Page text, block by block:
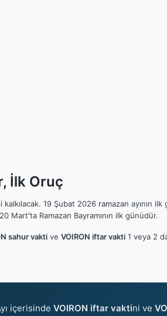
İlk Oruç
19 Şubat 2026 ramazan ayının
Mart'ta Ramazan Bayramının ilk günüdür.
sahur vakti ve VOIRON iftar vakti 1 veya 2
içerisinde VOIRON iftar vaktini ve